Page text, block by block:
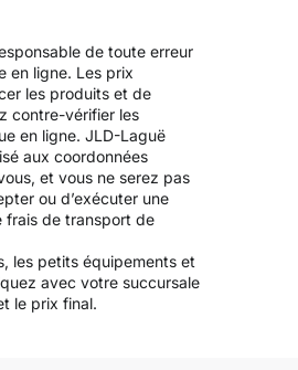
de toute erreur
en ligne. Les prix
les produits et de
contre-vérifier les
en ligne. JLD-Laguë
aux coordonnées
et vous ne serez pas
ou d’exécuter une
frais de transport de
les petits équipements et
avec votre succursale
le prix final.